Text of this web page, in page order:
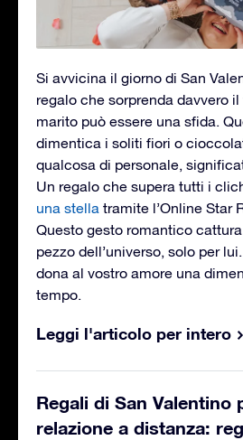
Si avvicina il giorno di San
regalo che sorprenda davvero
marito può essere una sfida.
dimentica i soliti fiori o
qualcosa di personale,
Un regalo che supera tutti i
una stella tramite l’Online Star
Questo gesto romantico
pezzo dell’universo, solo per
dona al vostro amore una
tempo.
Leggi l'articolo per intero
Regali di San Valentino
relazione a distanza: